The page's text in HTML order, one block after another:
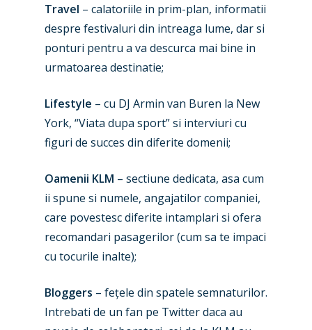
Travel – calatoriile in prim-plan, informatii
despre festivaluri din intreaga lume, dar si
ponturi pentru a va descurca mai bine in
urmatoarea destinatie;
Lifestyle – cu DJ Armin van Buren la New
York, “Viata dupa sport” si interviuri cu
figuri de succes din diferite domenii;
Oamenii KLM – sectiune dedicata, asa cum
ii spune si numele, angajatilor companiei,
care povestesc diferite intamplari si ofera
recomandari pasagerilor (cum sa te impaci
cu tocurile inalte);
Bloggers – fețele din spatele semnaturilor.
Intrebati de un fan pe Twitter daca au
Industry
Accidents / Incidents
Airshows
Paris 2025
Farnborough 2024
Dubai 2019
Business Jets
Military
Trip Reports
Jobs
Contact